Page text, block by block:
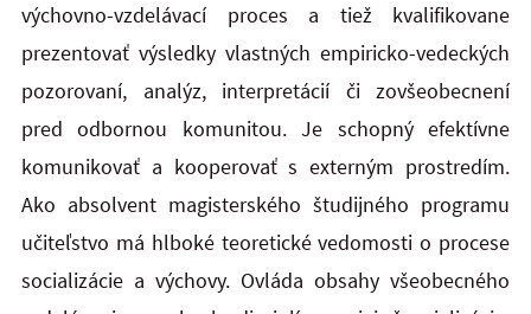
výchovno-vzdelávací proces a tiež kvalifikovane
prezentovať výsledky vlastných empiricko-vedeckých
pozorovaní, analýz, interpretácií či zovšeobecnení
pred odbornou komunitou. Je schopný efektívne
komunikovať a kooperovať s externým prostredím.
Ako absolvent magisterského študijného programu
učiteľstvo má hlboké teoretické vedomosti o procese
socializácie a výchovy. Ovláda obsahy všeobecného